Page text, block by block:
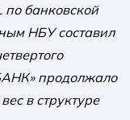
по банковской
НБУ составил
продолжало
в структуре